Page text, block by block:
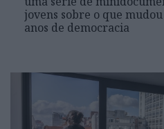
jovens sobre o que
anos de democracia